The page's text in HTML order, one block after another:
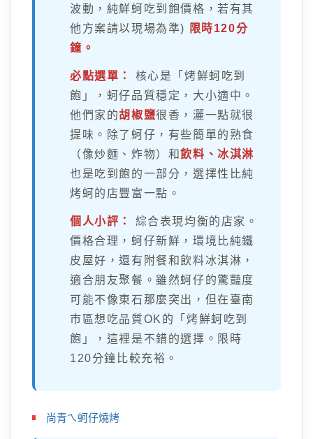
波動，純鮮蚵吃到飽價格，若有其
他方案請以現場為準)
限時120分
鐘。
必點選單：
核心是「烤鮮蚵吃到
飽」，蚵仔品質穩定，大小適中。
他們家的胡椒鹽很香，灑一點就很
提味。除了蚵仔，有些簡單的熟食
（像炒麵、炸物）和飲料、冰淇淋
也是吃到飽的一部分，選擇性比純
烤蚵的店豐富一點。
個人小評：
綜合表現均衡的店家。
價格合理，蚵仔新鮮，環境比純鐵
皮屋好，還有附餐和飲料冰淇淋，
適合朋友聚餐。雖然蚵仔的驚豔度
可能不像東石那麼突出，但在臺南
市區想吃品質OK的「烤鮮蚵吃到
飽」，這裡是不錯的選擇。限時
120分鐘比較充裕。
尚青ㄟ蚵仔燒烤